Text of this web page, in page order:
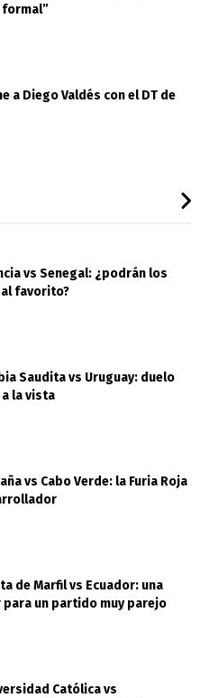
a Diego Valdés con el DT de
vs Senegal: ¿podrán los
favorito?
Saudita vs Uruguay: duelo
la vista
vs Cabo Verde: la Furia Roja
de Marfil vs Ecuador: una
para un partido muy parejo
Católica vs